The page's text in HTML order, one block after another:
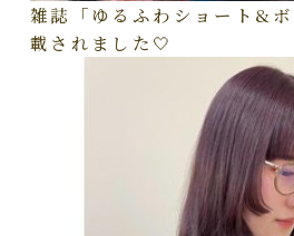
雑誌「ゆるふわショート&
載されました🤍